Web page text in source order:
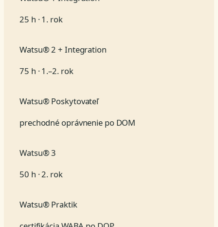
25 h · 1. rok
Watsu® 2 + Integration
75 h · 1.–2. rok
Watsu® Poskytovateľ
prechodné oprávnenie po DOM
Watsu® 3
50 h · 2. rok
Watsu® Praktik